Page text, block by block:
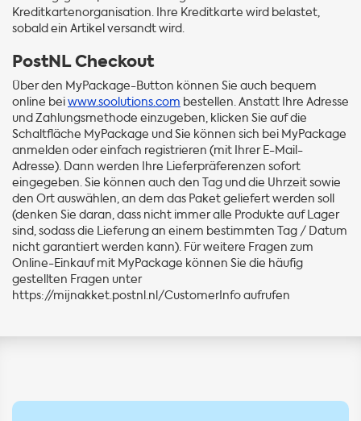
Kreditkartenorganisation. Ihre Kreditkarte wird belastet,
sobald ein Artikel versandt wird.
PostNL Checkout
Über den MyPackage-Button können Sie auch bequem
online beiwww.soolutions.com bestellen. Anstatt Ihre Adresse
und Zahlungsmethode einzugeben, klicken Sie auf die
Schaltfläche MyPackage und Sie können sich bei MyPackage
anmelden oder einfach registrieren (mit Ihrer E-Mail-
Adresse). Dann werden Ihre Lieferpräferenzen sofort
eingegeben. Sie können auch den Tag und die Uhrzeit sowie
den Ort auswählen, an dem das Paket geliefert werden soll
(denken Sie daran, dass nicht immer alle Produkte auf Lager
sind, sodass die Lieferung an einem bestimmten Tag / Datum
nicht garantiert werden kann). Für weitere Fragen zum
Online-Einkauf mit MyPackage können Sie die häufig
gestellten Fragen unter
https://mijnakket.postnl.nl/CustomerInfo aufrufen